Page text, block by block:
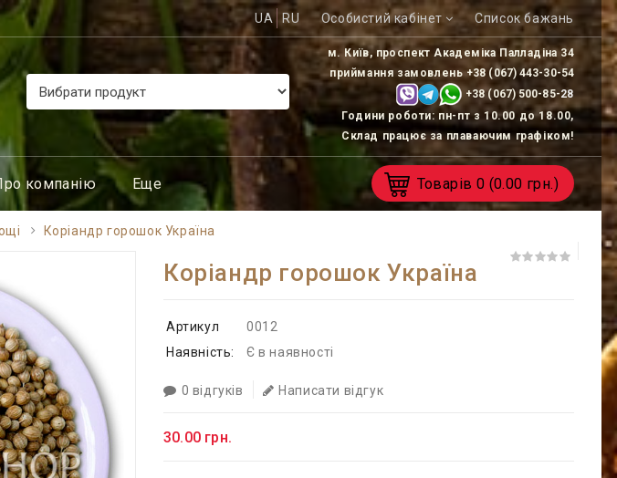
UA RU Особистий кабінет Список бажань
м. Київ, проспект Академіка Палладіна 34
приймання замовлень+38 (067) 443-30-54
+38 (067) 500-85-28
Години роботи: пн-пт з 10.00 до 18.00,
Склад працює за плаваючим графіком!
Товарів 0 (0.00 грн.)
компанію Еще
Коріандр горошок Україна
Коріандр горошок Україна
Артикул
0012
Наявність:
Є в наявності
0 відгуків Написати відгук
30.00 грн.